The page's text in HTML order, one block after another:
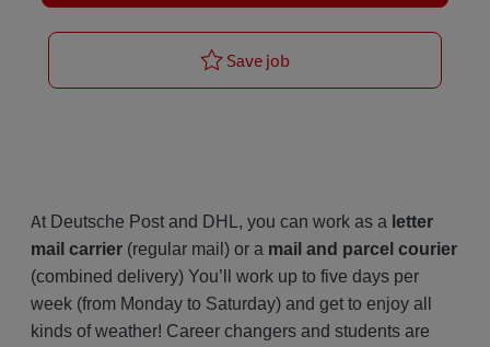
Save jobPostbote für Pakete und
At Deutsche Post and DHL, you can work as a letter
mail carrier (regular mail) or a mail and parcel courier
(combined delivery) You’ll work up to five days per
week (from Monday to Saturday) and get to enjoy all
kinds of weather! Career changers and students are